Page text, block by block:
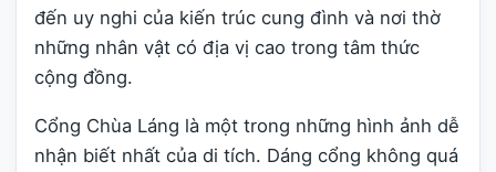
đến uy nghi của kiến trúc cung đình và nơi thờ
những nhân vật có địa vị cao trong tâm thức
cộng đồng.
Cổng Chùa Láng là một trong những hình ảnh dễ
nhận biết nhất của di tích. Dáng cổng không quá